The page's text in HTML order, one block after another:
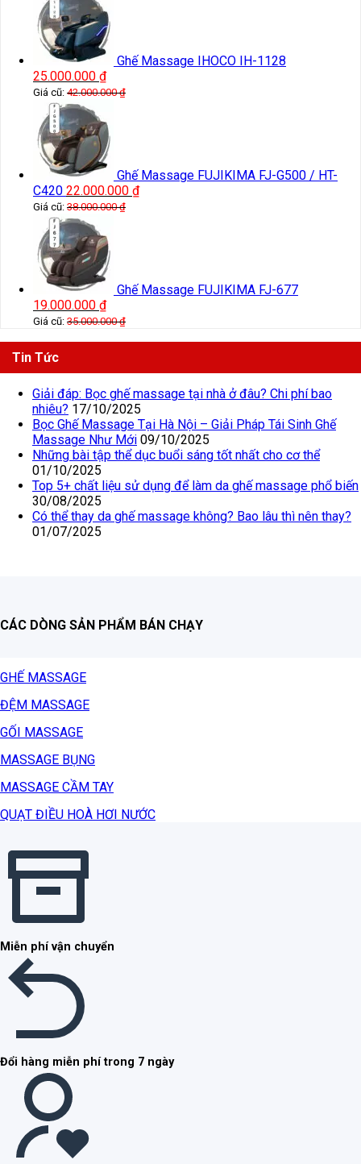
Ghế Massage IHOCO IH-1128
25.000.000 ₫
Giá cũ: 42.000.000₫
Ghế Massage FUJIKIMA FJ-G500 / HT-
C420 22.000.000 ₫
Giá cũ: 38.000.000₫
Ghế Massage FUJIKIMA FJ-677
19.000.000 ₫
Giá cũ: 35.000.000₫
Tin Tức
Giải đáp: Bọc ghế massage tại nhà ở đâu? Chi phí bao
nhiêu? 17/10/2025
Bọc Ghế Massage Tại Hà Nội – Giải Pháp Tái Sinh Ghế
Massage Như Mới 09/10/2025
Những bài tập thể dục buổi sáng tốt nhất cho cơ thể
01/10/2025
Top 5+ chất liệu sử dụng để làm da ghế massage phổ biến
30/08/2025
Có thể thay da ghế massage không? Bao lâu thì nên thay?
01/07/2025
CÁC DÒNG SẢN PHẨM BÁN CHẠY
GHẾ MASSAGE
ĐỆM MASSAGE
GỐI MASSAGE
MASSAGE BỤNG
MASSAGE CẦM TAY
QUẠT ĐIỀU HOÀ HƠI NƯỚC
Miễn phí vận chuyển
Đổi hàng miễn phí trong 7 ngày